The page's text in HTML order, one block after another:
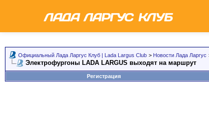
Официальный Лада Ларгус Клуб | Lada Largus Club > Новости Лада Ларгус
Электрофургоны LADA LARGUS выходят на маршрут
Регистрация